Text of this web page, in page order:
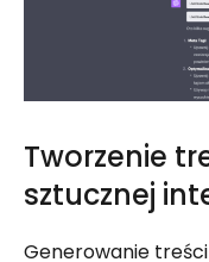
Tworzenie
sztucznej
Generowanie